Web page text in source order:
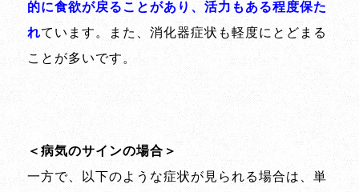
的に食欲が戻ることがあり、活力もある程度保た
れています。また、消化器症状も軽度にとどまる
ことが多いです。
＜病気のサインの場合＞
一方で、以下のような症状が見られる場合は、単